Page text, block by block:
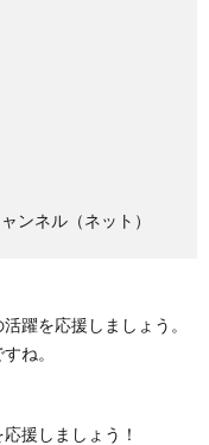
ンネル（ネット）
躍を応援しましょう。
ね。
援しましょう！